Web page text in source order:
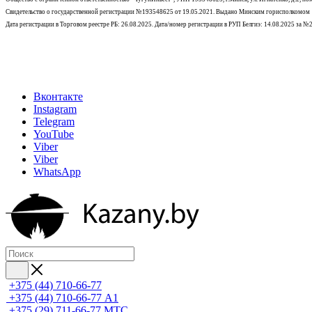
Свидетельство о государственной регистрации №193548625 от 19.05.2021. Выдано Минским горисполкомом
Дата регистрации в Торговом реестре РБ: 26.08.2025. Дата/номер регистрации в РУП Белгиэ: 14.08.2025 за
Вконтакте
Instagram
Telegram
YouTube
Viber
Viber
WhatsApp
+375 (44) 710-66-77
+375 (44) 710-66-77 А1